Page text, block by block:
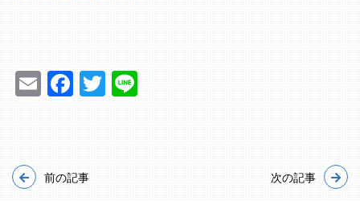
EmailFacebook
Twitter
前の記事 次の記事